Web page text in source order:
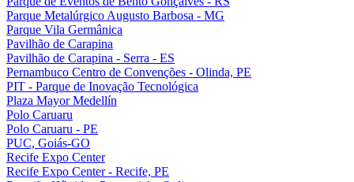
Parque Metalúrgico Augusto Barbosa - MG
Parque Vila Germânica
Pavilhão de Carapina
Pavilhão de Carapina - Serra - ES
Pernambuco Centro de Convenções - Olinda, PE
PIT - Parque de Inovação Tecnológica
Plaza Mayor Medellín
Polo Caruaru
Polo Caruaru - PE
PUC, Goiás-GO
Recife Expo Center
Recife Expo Center - Recife, PE